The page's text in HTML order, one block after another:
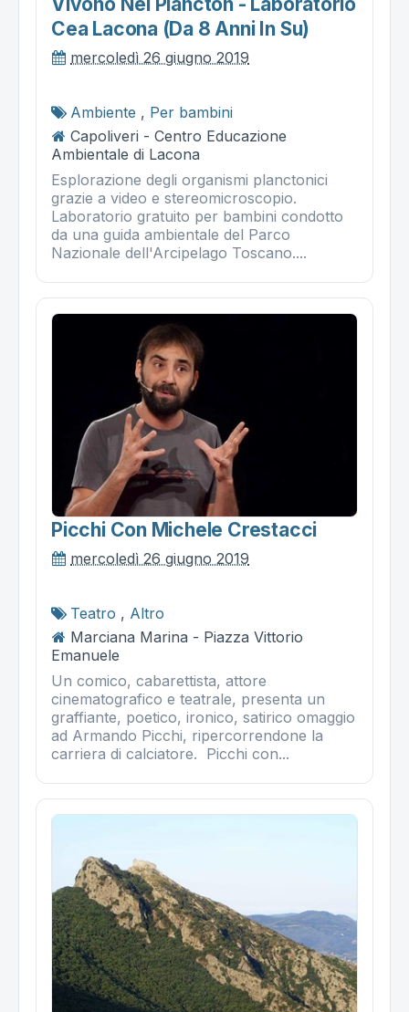
Cea Lacona (da 8 Anni In Su)
mercoledì 26 giugno 2019
Ambiente , Per bambini
Capoliveri - Centro Educazione
Ambientale di Lacona
Esplorazione degli organismi planctonici
grazie a video e stereomicroscopio.
Laboratorio gratuito per bambini condotto
da una guida ambientale del Parco
Nazionale dell'Arcipelago Toscano....
Picchi Con Michele Crestacci
mercoledì 26 giugno 2019
Teatro , Altro
Marciana Marina - Piazza Vittorio
Emanuele
Un comico, cabarettista, attore
cinematografico e teatrale, presenta un
graffiante, poetico, ironico, satirico omaggio
ad Armando Picchi, ripercorrendone la
carriera di calciatore. Picchi con...